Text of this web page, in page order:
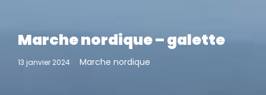
Marche nordique – galette
13 janvier 2024- Marche nordique